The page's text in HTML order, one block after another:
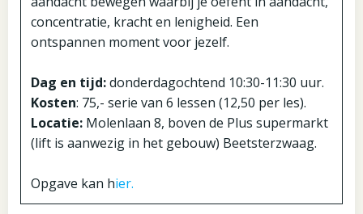
concentratie, kracht en lenigheid. Een
ontspannen moment voor jezelf.
Dag en tijd:donderdagochtend 10:30-11:30 uur.
Kosten: 75,- serie van 6 lessen (12,50 per les).
Locatie: Molenlaan 8, boven de Plus supermarkt
(lift is aanwezig in het gebouw) Beetsterzwaag.
Opgave kan hier.